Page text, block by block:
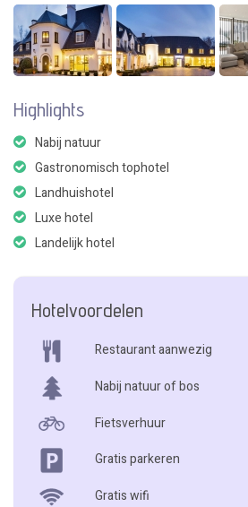
Highlights
Nabij natuur
Gastronomisch tophotel
Landhuishotel
Luxe hotel
Landelijk hotel
Hotelvoordelen
Restaurant aanwezig
Nabij natuur of bos
Fietsverhuur
Gratis parkeren
Gratis wifi